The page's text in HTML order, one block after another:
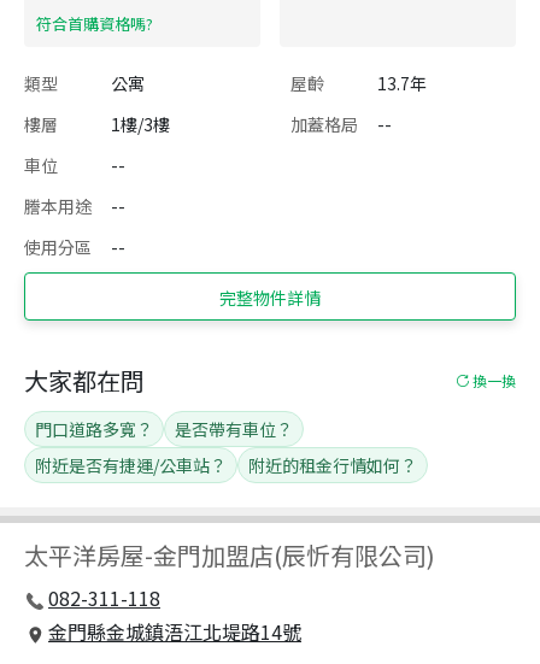
​符合首購資格嗎?
類型 公寓 屋齡
13.7年
樓層
1樓/3樓 加蓋格局
--
車位
--
謄本用途
--
使用分區
--
完整物件詳情
太平洋房屋-金門加盟店(辰忻有限公司)
082-311-118
金門縣金城鎮浯江北堤路14號
大家都在問 換一換
門口道路多寬？
是否帶有車位？
附近是否有捷運/公車站？
附近的租金行情如何？